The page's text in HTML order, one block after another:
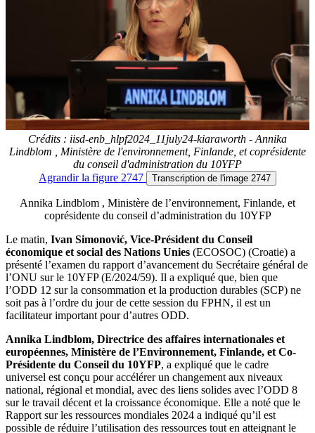
Crédits : iisd-enb_hlpf2024_11july24-kiaraworth - Annika
Lindblom , Ministère de l'environnement, Finlande, et coprésidente
du conseil d'administration du 10YFP
Agrandirla figure 2747 Transcription de l'image 2747
Annika Lindblom , Ministère de l’environnement, Finlande, et
coprésidente du conseil d’administration du 10YFP
Le matin, Ivan Simonović, Vice-Président du Conseil
économique et social des Nations Unies (ECOSOC) (Croatie) a
présenté l’examen du rapport d’avancement du Secrétaire général de
l’ONU sur le 10YFP (E/2024/59). Il a expliqué que, bien que
l’ODD 12 sur la consommation et la production durables (SCP) ne
soit pas à l’ordre du jour de cette session du FPHN, il est un
facilitateur important pour d’autres ODD.
Annika Lindblom, Directrice des affaires internationales et
européennes, Ministère de l’Environnement, Finlande, et Co-
Présidente du Conseil du 10YFP, a expliqué que le cadre
universel est conçu pour accélérer un changement aux niveaux
national, régional et mondial, avec des liens solides avec l’ODD 8
sur le travail décent et la croissance économique. Elle a noté que le
Rapport sur les ressources mondiales 2024 a indiqué qu’il est
possible de réduire l’utilisation des ressources tout en atteignant le